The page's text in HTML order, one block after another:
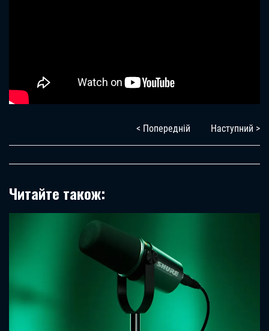
< Попередній Наступний >
Читайте також: